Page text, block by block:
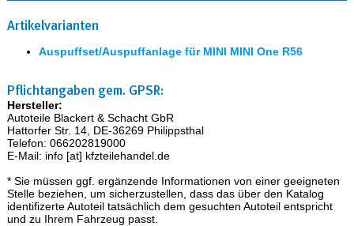
Artikelvarianten
Auspuffset/Auspuffanlage für MINI MINI One R56
Pflichtangaben gem. GPSR:
Hersteller:
Autoteile Blackert & Schacht GbR
Hattorfer Str. 14, DE-36269 Philippsthal
Telefon: 066202819000
E-Mail: info [at] kfzteilehandel.de
* Sie müssen ggf. ergänzende Informationen von einer geeigneten
Stelle beziehen, um sicherzustellen, dass das über den Katalog
identifizerte Autoteil tatsächlich dem gesuchten Autoteil entspricht
und zu Ihrem Fahrzeug passt.